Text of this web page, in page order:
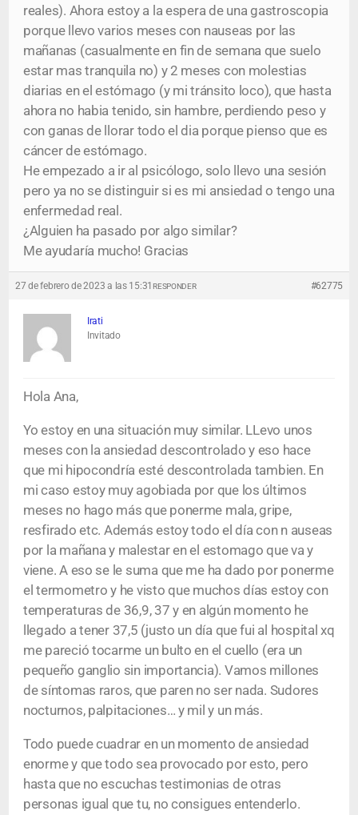
reales). Ahora estoy a la espera de una gastroscopia
porque llevo varios meses con nauseas por las
mañanas (casualmente en fin de semana que suelo
estar mas tranquila no) y 2 meses con molestias
diarias en el estómago (y mi tránsito loco), que hasta
ahora no habia tenido, sin hambre, perdiendo peso y
con ganas de llorar todo el dia porque pienso que es
cáncer de estómago.
He empezado a ir al psicólogo, solo llevo una sesión
pero ya no se distinguir si es mi ansiedad o tengo una
enfermedad real.
¿Alguien ha pasado por algo similar?
Me ayudaría mucho! Gracias
27 de febrero de 2023 a las 15:31 #62775
RESPONDER
Irati
Invitado
Hola Ana,
Yo estoy en una situación muy similar. LLevo unos
meses con la ansiedad descontrolado y eso hace
que mi hipocondría esté descontrolada tambien. En
mi caso estoy muy agobiada por que los últimos
meses no hago más que ponerme mala, gripe,
resfirado etc. Además estoy todo el día con n auseas
por la mañana y malestar en el estomago que va y
viene. A eso se le suma que me ha dado por ponerme
el termometro y he visto que muchos días estoy con
temperaturas de 36,9, 37 y en algún momento he
llegado a tener 37,5 (justo un día que fui al hospital xq
me pareció tocarme un bulto en el cuello (era un
pequeño ganglio sin importancia). Vamos millones
de síntomas raros, que paren no ser nada. Sudores
nocturnos, palpitaciones… y mil y un más.
Todo puede cuadrar en un momento de ansiedad
enorme y que todo sea provocado por esto, pero
hasta que no escuchas testimonias de otras
personas igual que tu, no consigues entenderlo.